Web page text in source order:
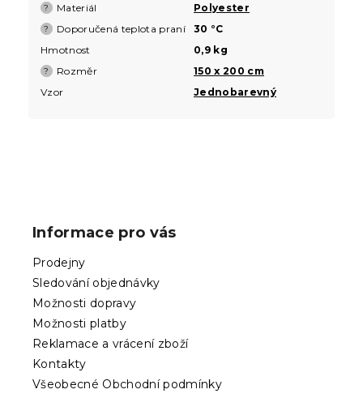
? Materiál Polyester
? Doporučená teplota praní
30 °C
Hmotnost
0,9 kg
? Rozměr
150 x 200 cm
Vzor
Jednobarevný
Informace pro vás
Prodejny
Sledování objednávky
Možnosti dopravy
Možnosti platby
Reklamace a vrácení zboží
Kontakty
Všeobecné Obchodní podmínky